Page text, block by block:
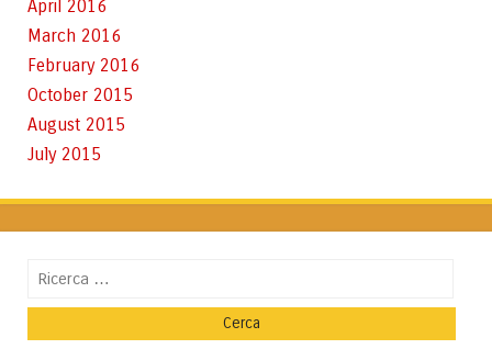
April 2016
March 2016
February 2016
October 2015
August 2015
July 2015
Cerca